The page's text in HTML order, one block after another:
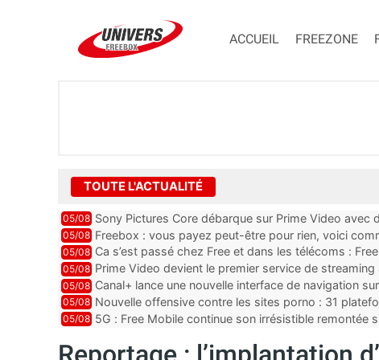
ACCUEIL FREEZONE
TOUTE L'ACTUALITÉ
05/08 Sony Pictures Core débarque sur Prime Video
05/08 Freebox : vous payez peut-être pour rien, voici
abonnements TV oubliés
05/08 Ca s’est passé chez Free et dans les télécoms :
pointe le bout de...
05/08 Prime Video devient le premier service de
ce lancement
05/08 Canal+ lance une nouvelle interface de navigation
05/08 Nouvelle offensive contre les sites porno : 31
par Orange, Free, SF...
05/08 5G : Free Mobile continue son irrésistible remontée